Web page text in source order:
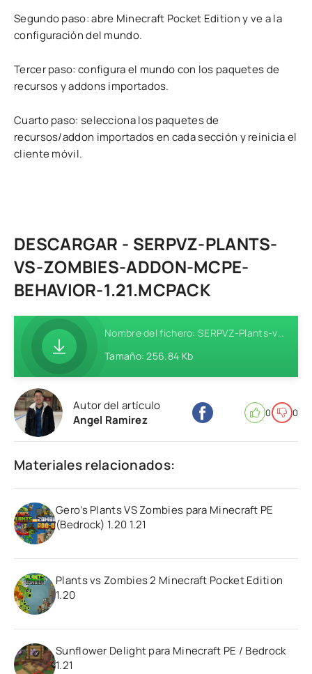
Segundo paso: abre Minecraft Pocket Edition y ve a la
configuración del mundo.
Tercer paso: configura el mundo con los paquetes de
recursos y addons importados.
Cuarto paso: selecciona los paquetes de
recursos/addon importados en cada sección y reinicia el
cliente móvil.
DESCARGAR - SERPVZ-PLANTS-
VS-ZOMBIES-ADDON-MCPE-
BEHAVIOR-1.21.MCPACK
Nombre del fichero: SERPVZ-Plants-vs-Zombies-Addon-MCPE-Behavior-1.21.mcpack
Tamaño: 256.84 Kb
Autor del artículo
Angel Ramirez
0 0
Materiales relacionados:
Gero’s Plants VS Zombies para Minecraft PE
(Bedrock) 1.20 1.21
Plants vs Zombies 2 Minecraft Pocket Edition
1.20
Sunflower Delight para Minecraft PE / Bedrock
1.21